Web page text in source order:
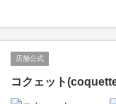
店舗公式
コクェット